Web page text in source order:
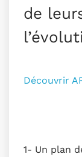
de
Découvrir
1- Un plan